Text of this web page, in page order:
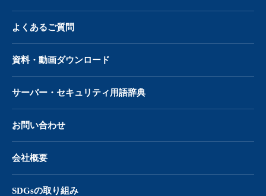
よくあるご質問
資料・動画ダウンロード
サーバー・ セキュリティ用語辞典
お問い合わせ
会社概要
SDGsの取り組み